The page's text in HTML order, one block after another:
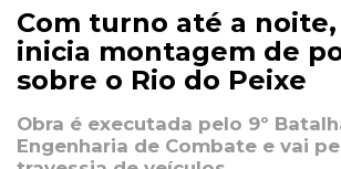
Com turno até a
inicia montagem de
sobre o Rio do Peixe
Obra é executada pelo 9º
Engenharia de Combate e vai